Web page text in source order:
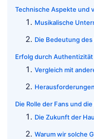
Technische Aspekte und
Musikalische
Die Bedeutung
Erfolg durch Authentizität
Vergleich mit
Die Rolle der Fans und
Die Zukunft der
Warum wir solche